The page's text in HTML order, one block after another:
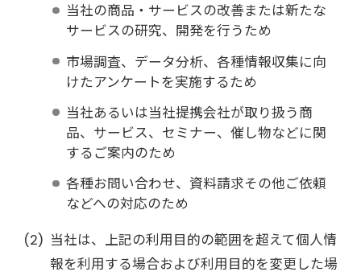
当社の商品・サービスの改善または新たな
サービスの研究、開発を行うため
市場調査、データ分析、各種情報収集に向
けたアンケートを実施するため
当社あるいは当社提携会社が取り扱う商
品、サービス、セミナー、催し物などに関
するご案内のため
各種お問い合わせ、資料請求その他ご依頼
などへの対応のため
当社は、上記の利用目的の範囲を超えて個人情
報を利用する場合および利用目的を変更した場